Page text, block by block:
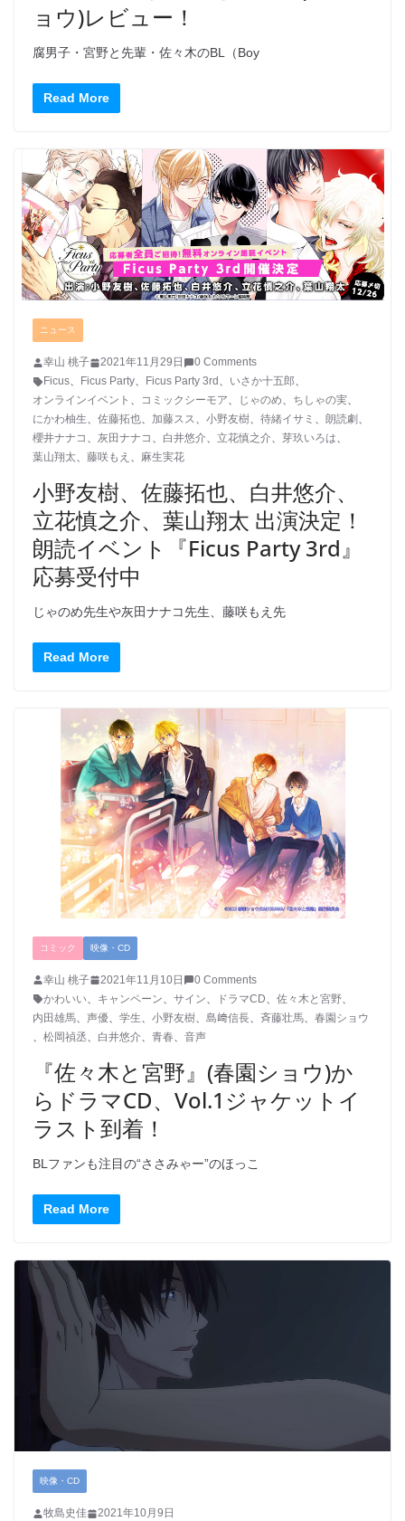
ョウ)レビュー！
腐男子・宮野と先輩・佐々木のBL（Boy
Read More
ニュース
幸山 桃子 2021年11月29日
0 Comments
Ficus、 Ficus Party、 Ficus Party 3rd 、 いさか十五郎、
オンラインイベント 、 コミックシーモア、 じゃのめ、 ちしゃの実、
にかわ柚生、 佐藤拓也、 加藤スス、 小野友樹、 待緒イサミ 、 朗読劇 、
櫻井ナナコ 、 灰田ナナコ 、 白井悠介、 立花慎之介、 芽玖いろは、
葉山翔太、 藤咲もえ 、 麻生実花
小野友樹、佐藤拓也、白井悠介、
立花慎之介、葉山翔太 出演決定！
朗読イベント『Ficus Party 3rd』
応募受付中
じゃのめ先生や灰田ナナコ先生、藤咲もえ先
Read More
コミック 映像・CD
幸山 桃子 2021年11月10日
0 Comments
かわいい
キャンペーン サイン ドラマCD 佐々木と宮野
内田雄馬
声優 学生 小野友樹 島﨑信長 斉藤壮馬
春園ショウ
松岡禎丞 白井悠介 青春 音声
『佐々木と宮野』(春園ショウ)か
らドラマCD、Vol.1ジャケットイ
ラスト到着！
BLファンも注目の“ささみゃー”のほっこ
Read More
映像・CD
牧島史佳
2021年10月9日